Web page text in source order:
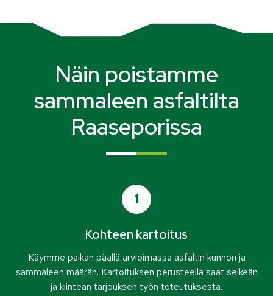
Näin poistamme
sammaleen asfaltilta
Raaseporissa
1
Kohteen kartoitus
Käymme paikan päällä arvioimassa asfaltin kunnon ja
sammaleen määrän. Kartoituksen perusteella saat selkeän
ja kiinteän tarjouksen työn toteutuksesta.